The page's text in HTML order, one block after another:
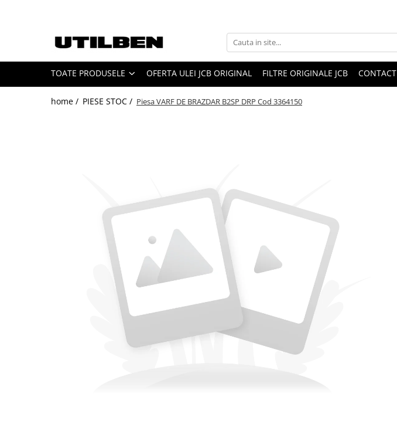
Toate Produsele
Jucarii
TOATE PRODUSELE OFERTA ULEI JCB ORIGINAL FILTRE ORIGINALE JCB CONTACT
home / PIESE STOC / Piesa VARF DE BRAZDAR B2SP DRP Cod 3364150